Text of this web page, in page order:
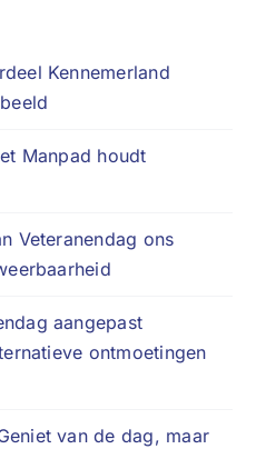
Kennemerland
Manpad houdt
Veteranendag ons
aangepast
ontmoetingen
van de dag, maar